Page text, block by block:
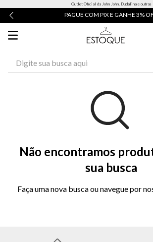
Outlet Oficial da John John, Dudalina e outras
PAGUE COM PIX E GANHE 3%
Não encontramos
sua busca
Faça uma nova busca ou navegue por